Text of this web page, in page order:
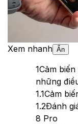
Xem nhanh Ẩn
1Cảm
những
1.1Cảm
1.2Đánh
8 Pro